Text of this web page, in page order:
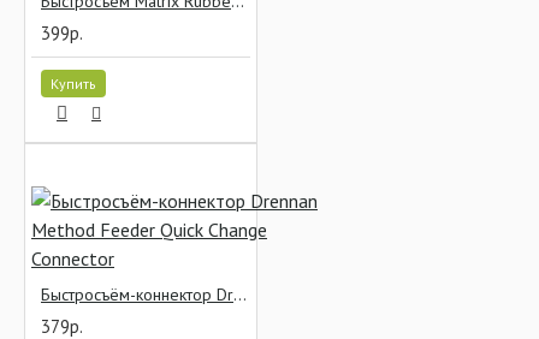
399р.
Купить
Быстросъём-коннектор Drennan Method Feeder Quick Change Connector
379р.